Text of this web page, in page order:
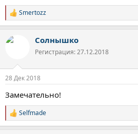
Р
е
к
Smertozz
Солнышко
Регистрация: 27.12.2018
28 Дек 2018
Замечательно!
Р
е
Selfmade